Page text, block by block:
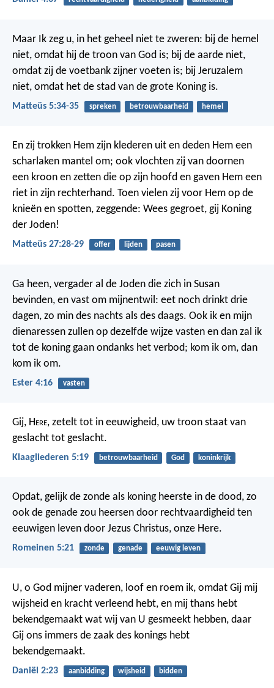
Maar Ik zeg u, in het geheel niet te zweren: bij de hemel
niet, omdat hij de troon van God is; bij de aarde niet,
omdat zij de voetbank zijner voeten is; bij Jeruzalem
niet, omdat het de stad van de grote Koning is.
Matteüs 5:34-35 spreken betrouwbaarheid hemel
En zij trokken Hem zijn klederen uit en deden Hem een
scharlaken mantel om; ook vlochten zij van doornen
een kroon en zetten die op zijn hoofd en gaven Hem een
riet in zijn rechterhand. Toen vielen zij voor Hem op de
knieën en spotten, zeggende: Wees gegroet, gij Koning
der Joden!
Matteüs 27:28-29 offer lijden pasen
Ga heen, vergader al de Joden die zich in Susan
bevinden, en vast om mijnentwil: eet noch drinkt drie
dagen, zo min des nachts als des daags. Ook ik en mijn
dienaressen zullen op dezelfde wijze vasten en dan zal ik
tot de koning gaan ondanks het verbod; kom ik om, dan
kom ik om.
Ester 4:16 vasten
Gij, Here, zetelt tot in eeuwigheid, uw troon staat van
geslacht tot geslacht.
Klaagliederen 5:19 betrouwbaarheid God koninkrijk
Opdat, gelijk de zonde als koning heerste in de dood, zo
ook de genade zou heersen door rechtvaardigheid ten
eeuwigen leven door Jezus Christus, onze Here.
Romeinen 5:21 zonde genade eeuwig leven
U, o God mijner vaderen, loof en roem ik, omdat Gij mij
wijsheid en kracht verleend hebt, en mij thans hebt
bekendgemaakt wat wij van U gesmeekt hebben, daar
Gij ons immers de zaak des konings hebt
bekendgemaakt.
Daniël 2:23 aanbidding wijsheid bidden